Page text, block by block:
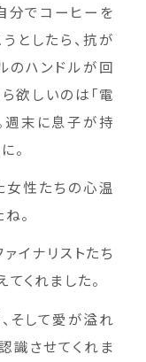
分でコーヒーを
としたら、抗が
のハンドルが回
欲しいのは「電
週末に息子が持
。
女性たちの心温
。
イナリストたち
くれました。
そして愛が溢れ
識させてくれま